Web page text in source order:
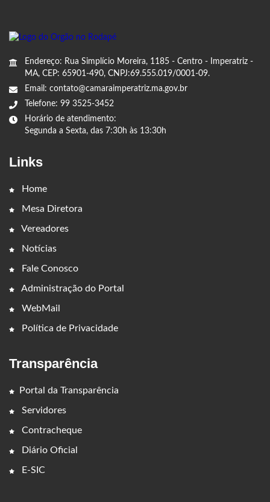
Endereço: Rua Simplício Moreira, 1185 - Centro - Imperatriz -
MA, CEP: 65901-490, CNPJ:69.555.019/0001-09.
Email: contato@camaraimperatriz.ma.gov.br
Telefone: 99 3525-3452
Horário de atendimento:
Segunda a Sexta, das 7:30h às 13:30h
Links
Home
Mesa Diretora
Vereadores
Notícias
Fale Conosco
Administração do Portal
WebMail
Política de Privacidade
Transparência
Portal da Transparência
Servidores
Contracheque
Diário Oficial
E-SIC